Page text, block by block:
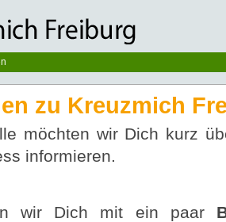
zu Kreuzmich
möchten wir Dich kurz
informieren.
wir Dich mit ein paar